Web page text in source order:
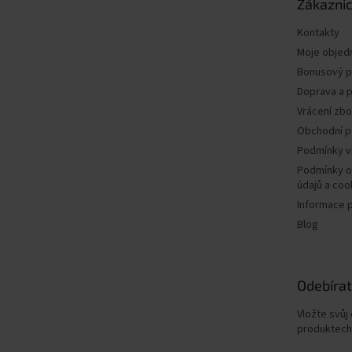
Kontakty
Moje
Bonusový
Doprava a
Vrácení
Obchodní
Podmínky
Podmínky
údajů a
Informace
Blog
Vložte svůj